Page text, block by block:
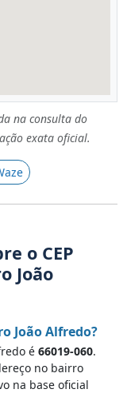
na consulta do
exata oficial.
o CEP
João
João Alfredo?
é 66019-060.
no bairro
na base oficial